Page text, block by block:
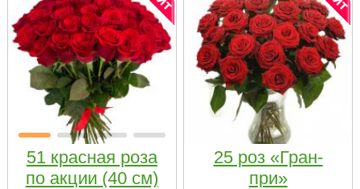
51 красная роза
по акции (40 см)
25 роз «Гран-
при»